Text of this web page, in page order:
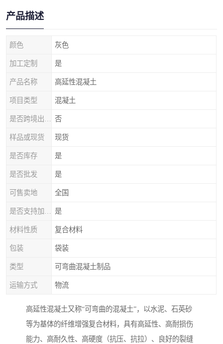
产品描述
颜色 灰色
加工定制 是
产品名称 高延性混凝土
项目类型 混凝土
否
样品或现货 现货
是否库存 是
是否批发 是
可售卖地 全国
是
材料性质 复合材料
包装 袋装
类型 可弯曲混凝土制品
运输方式 物流
高延性混凝土又称“可弯曲的混凝土”，以水泥、石英砂
等为基体的纤维增强复合材料，具有高延性、高耐损伤
能力、高耐久性、高硬度（抗压、抗拉）、良好的裂缝